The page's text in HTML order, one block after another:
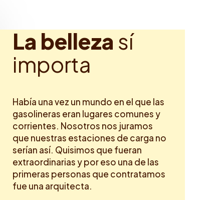
La belleza sí
importa
Había una vez un mundo en el que las
gasolineras eran lugares comunes y
corrientes. Nosotros nos juramos
que nuestras estaciones de carga no
serían así. Quisimos que fueran
extraordinarias y por eso una de las
primeras personas que contratamos
fue una arquitecta.